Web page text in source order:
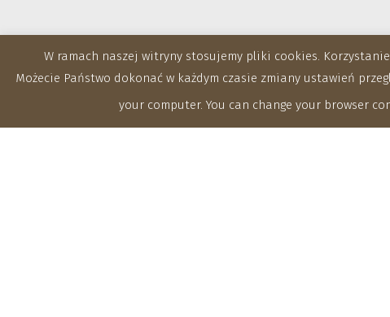
W ramach naszej witryny stosujemy pliki cookies.
Możecie Państwo dokonać w każdym czasie zmiany ustawień
your computer. You can change your browser